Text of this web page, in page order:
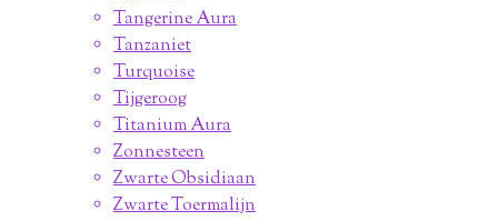
Tangerine Aura
Tanzaniet
Turquoise
Tijgeroog
Titanium Aura
Zonnesteen
Zwarte Obsidiaan
Zwarte Toermalijn